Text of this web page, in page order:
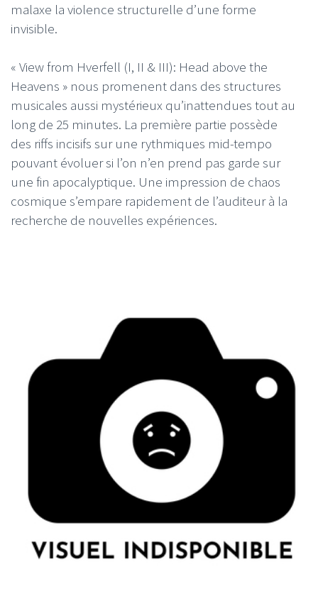
malaxe la violence structurelle d’une forme
invisible.
« View from Hverfell (I, II & III): Head above the
Heavens » nous promenent dans des structures
musicales aussi mystérieux qu’inattendues tout au
long de 25 minutes. La première partie possède
des riffs incisifs sur une rythmiques mid-tempo
pouvant évoluer si l’on n’en prend pas garde sur
une fin apocalyptique. Une impression de chaos
cosmique s’empare rapidement de l’auditeur à la
recherche de nouvelles expériences.